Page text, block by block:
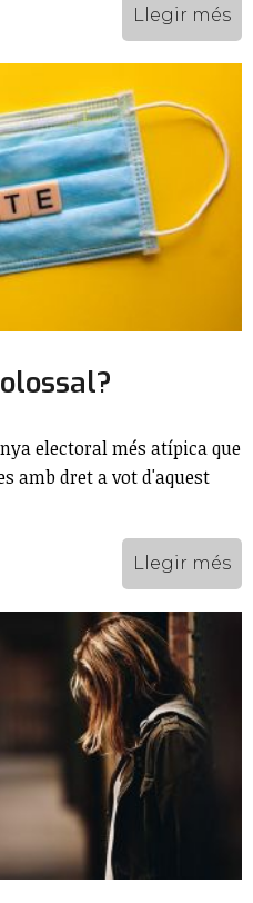
Llegir més
electoral més atípica que
amb dret a vot d'aquest
Llegir més